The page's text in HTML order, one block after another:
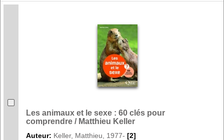
Les animaux et le sexe : 60 clés pour
comprendre / Matthieu Keller
Auteur: Keller, Matthieu, 1977- [2]